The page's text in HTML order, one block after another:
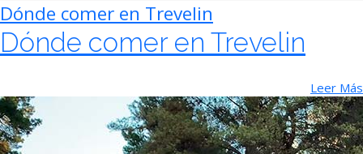
Dónde comer en Trevelin
Dónde comer en Trevelin
Leer Más